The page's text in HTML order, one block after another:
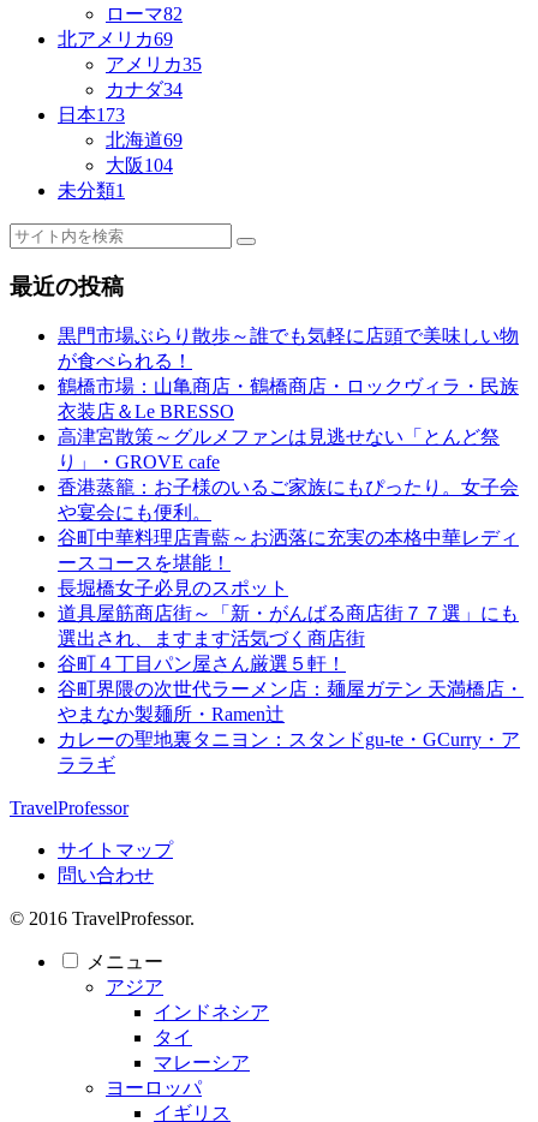
ローマ82
北アメリカ69
アメリカ35
カナダ34
日本173
北海道69
大阪104
未分類1
最近の投稿
黒門市場ぶらり散歩～誰でも気軽に店頭で美味しい物
が食べられる！
鶴橋市場：山亀商店・鶴橋商店・ロックヴィラ・民族
衣装店＆Le BRESSO
高津宮散策～グルメファンは見逃せない「とんど祭
り」・GROVE cafe
香港蒸籠：お子様のいるご家族にもぴったり。女子会
や宴会にも便利。
谷町中華料理店青藍～お洒落に充実の本格中華レディ
ースコースを堪能！
長堀橋女子必見のスポット
道具屋筋商店街～「新・がんばる商店街７７選」にも
選出され、ますます活気づく商店街
谷町４丁目パン屋さん厳選５軒！
谷町界隈の次世代ラーメン店：麺屋ガテン 天満橋店・
やまなか製麺所・Ramen辻
カレーの聖地裏タニヨン：スタンドgu-te・GCurry・ア
ララギ
TravelProfessor
サイトマップ
問い合わせ
© 2016 TravelProfessor.
メニュー
アジア
インドネシア
タイ
マレーシア
ヨーロッパ
イギリス